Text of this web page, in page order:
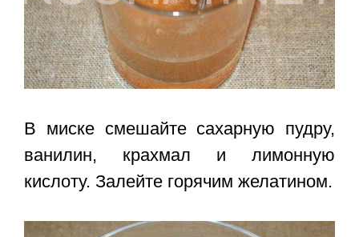
В миске смешайте сахарную пудру,
ванилин, крахмал и лимонную
кислоту. Залейте горячим желатином.